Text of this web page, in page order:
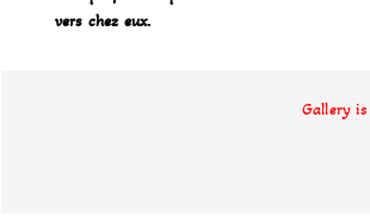
vers chez eux.
Gallery